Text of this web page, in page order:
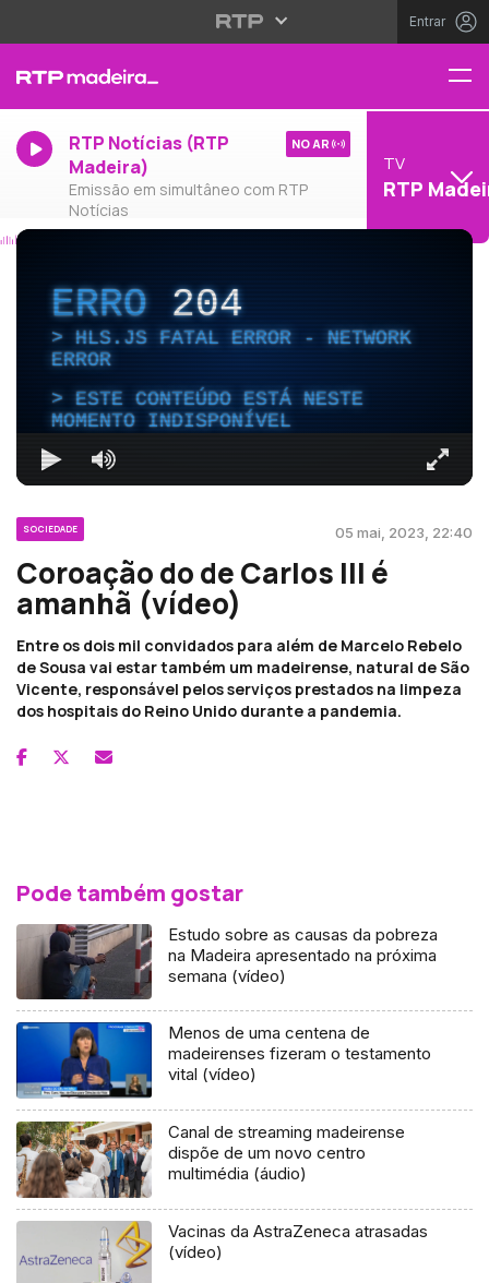
Entrar
RTP Notícias (RTP
Madeira)
Emissão em simultâneo com RTP
Notícias
NO AR
TV
RTP
ERRO204
HLS.JS FATAL ERROR - NETWORK
ERROR
ESTE CONTEÚDO ESTÁ NESTE
MOMENTO INDISPONÍVEL
SOCIEDADE 05 mai, 2023, 22:40
Coroação do de Carlos III é
amanhã (vídeo)
Entre os dois mil convidados para além de Marcelo Rebelo
de Sousa vai estar também um madeirense, natural de São
Vicente, responsável pelos serviços prestados na limpeza
dos hospitais do Reino Unido durante a pandemia.
Pode também gostar
Estudo sobre as causas da pobreza
na Madeira apresentado na próxima
semana (vídeo)
Menos de uma centena de
madeirenses fizeram o testamento
vital (vídeo)
Canal de streaming madeirense
dispõe de um novo centro
multimédia (áudio)
Vacinas da AstraZeneca atrasadas
(vídeo)